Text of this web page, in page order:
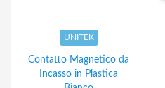
UNITEK
Contatto Magnetico da
Incasso in Plastica